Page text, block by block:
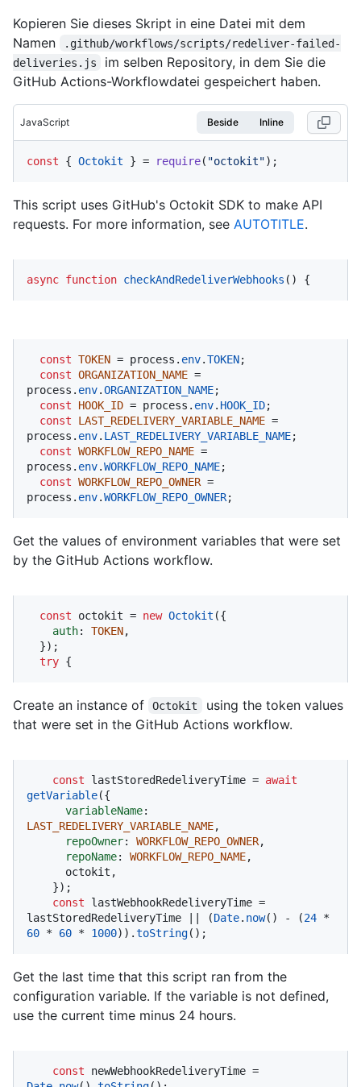
Kopieren Sie dieses Skript in eine Datei mit dem
Namen
.github/workflows/scripts/redeliver-failed-
deliveries.js
im selben Repository, in dem Sie die
GitHub Actions-Workflowdatei gespeichert haben.
JavaScript Beside Inline
const { Octokit } = require( "octokit");
This script uses GitHub's Octokit SDK to make API
requests. For more information, see AUTOTITLE.
async function checkAndRedeliverWebhooks ( ) {
const TOKEN = process. env.TOKEN;
const ORGANIZATION_NAME =
process. env.ORGANIZATION_NAME;
const
HOOK_ID = process. env. HOOK_ID;
const
LAST_REDELIVERY_VARIABLE_NAME =
process. env. LAST_REDELIVERY_VARIABLE_NAME;
const WORKFLOW_REPO_NAME =
process. env.WORKFLOW_REPO_NAME;
const WORKFLOW_REPO_OWNER =
process. env.WORKFLOW_REPO_OWNER;
Get the values of environment variables that were set
by the GitHub Actions workflow.
const octokit = new Octokit ({
auth: TOKEN,
try {
Create an instance of Octokit
using the token values
that were set in the GitHub Actions workflow.
const lastStoredRedeliveryTime = await
getVariable({
variableName
LAST_REDELIVERY_VARIABLE_NAME,
repoOwner: WORKFLOW_REPO_OWNER,
repoName: WORKFLOW_REPO_NAME,
const lastWebhookRedeliveryTime =
lastStoredRedeliveryTime || (Date. now() - (24
60 * 60 * 1000)).toString();
Get the last time that this script ran from the
configuration variable. If the variable is not defined,
use the current time minus 24 hours.
const